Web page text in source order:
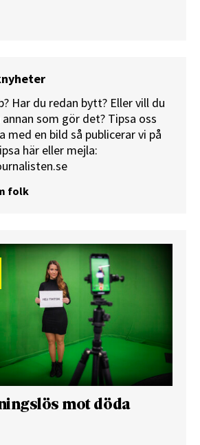
Har du redan bytt? Eller vill du
som gör det? Tipsa oss
med en bild så publicerar vi på
här eller mejla:
folk
mot döda